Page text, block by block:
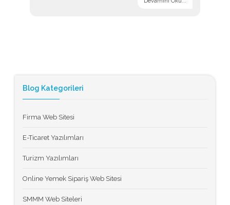
Blog Kategorileri
Firma Web Sitesi
E-Ticaret Yazılımları
Turizm Yazılımları
Online Yemek Sipariş Web Sitesi
SMMM Web Siteleri